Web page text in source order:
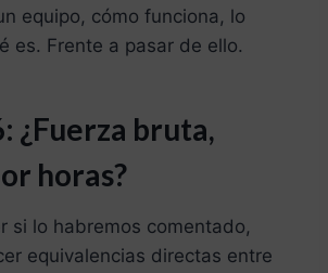
equipo, cómo funciona, lo
es. Frente a pasar de ello.
¿Fuerza bruta,
horas?
si lo habremos comentado,
equivalencias directas entre